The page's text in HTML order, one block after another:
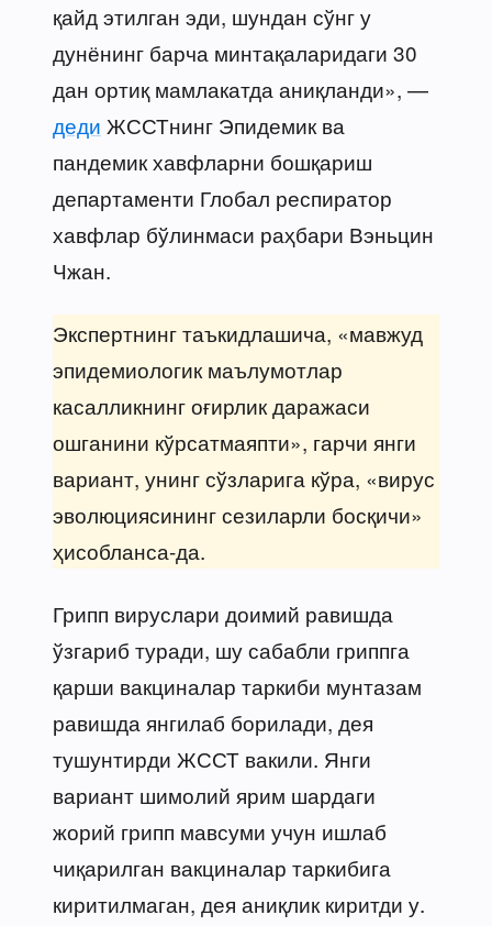
қайд этилган эди, шундан сўнг у
дунёнинг барча минтақаларидаги 30
дан ортиқ мамлакатда аниқланди», —
деди ЖССТнинг Эпидемик ва
пандемик хавфларни бошқариш
департаменти Глобал респиратор
хавфлар бўлинмаси раҳбари Вэньцин
Чжан.
Экспертнинг таъкидлашича, «мавжуд
эпидемиологик маълумотлар
касалликнинг оғирлик даражаси
ошганини кўрсатмаяпти», гарчи янги
вариант, унинг сўзларига кўра, «вирус
эволюциясининг сезиларли босқичи»
ҳисобланса-да.
Грипп вируслари доимий равишда
ўзгариб туради, шу сабабли гриппга
қарши вакциналар таркиби мунтазам
равишда янгилаб борилади, дея
тушунтирди ЖССТ вакили. Янги
вариант шимолий ярим шардаги
жорий грипп мавсуми учун ишлаб
чиқарилган вакциналар таркибига
киритилмаган, дея аниқлик киритди у.